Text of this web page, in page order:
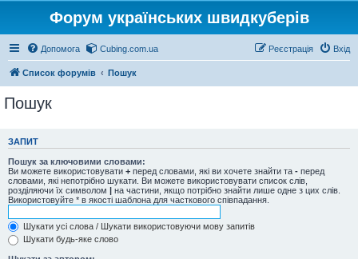
Форум українських швидкуберів
Допомога Cubing.com.ua Вхід
Реєстрація
Список форумів Пошук
Пошук
ЗАПИТ
Пошук за ключовими словами:
Ви можете використовувати + перед словами, які ви хочете знайти та - перед
словами, які непотрібно шукати. Ви можете використовувати список слів,
розділяючи їх символом | на частини, якщо потрібно знайти лише одне з цих слів.
Використовуйте * в якості шаблона для часткового співпадання.
Шукати усі слова / Шукати використовуючи мову запитів
Шукати будь-яке слово